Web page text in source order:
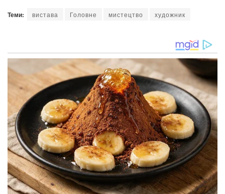
Теми: вистава Головне мистецтво художник